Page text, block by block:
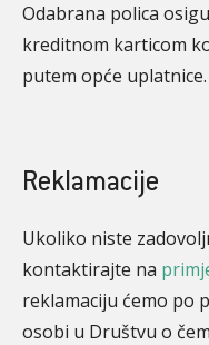
Odabrana polica
kreditnom karticom
putem opće uplatnice.
Reklamacije
Ukoliko niste
kontaktirajte na
reklamaciju ćemo po
osobi u Društvu o